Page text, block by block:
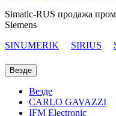
Simatic-RUS продажа
Siemens
SINUMERIK
SIRIUS
Везде
Везде
CARLO GAVAZZI
IFM Electronic